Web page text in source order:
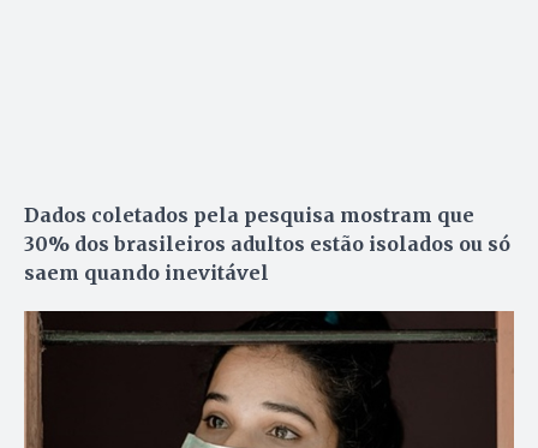
Dados coletados pela pesquisa mostram que
30% dos brasileiros adultos estão isolados ou só
saem quando inevitável